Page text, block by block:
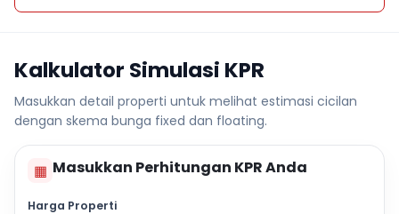
Kalkulator Simulasi KPR
Masukkan detail properti untuk melihat estimasi cicilan
dengan skema bunga fixed dan floating.
▦ Masukkan Perhitungan KPR Anda
Harga Properti